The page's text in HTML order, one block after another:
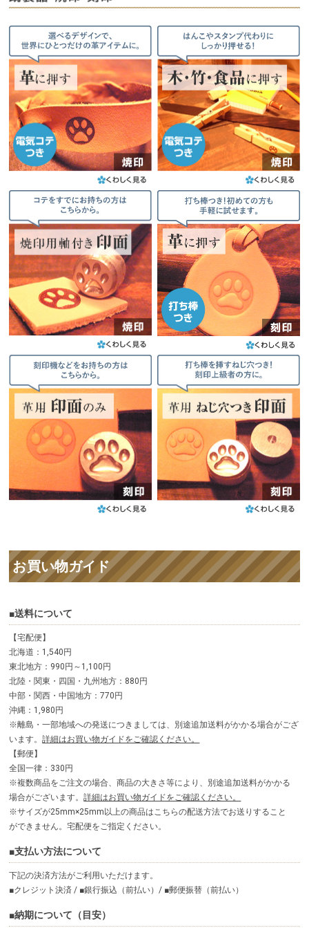
お買い物ガイド
■送料について
【宅配便】
北海道：1,540円
東北地方：990円～1,100円
北陸・関東・四国・九州地方：880円
中部・関西・中国地方：770円
沖縄：1,980円
※離島・一部地域への発送につきましては、別途追加送料がかかる場合がござ
います。詳細はお買い物ガイドをご確認ください。
【郵便】
全国一律：330円
※複数商品をご注文の場合、商品の大きさ等により、別途追加送料がかかる
場合がございます。詳細はお買い物ガイドをご確認ください。
※サイズが25mm×25mm以上の商品はこちらの配送方法でお送りすること
ができません。宅配便をご指定ください。
■支払い方法について
下記の決済方法がご利用いただけます。
■クレジット決済 / ■銀行振込（前払い）/ ■郵便振替（前払い）
■納期について（目安）